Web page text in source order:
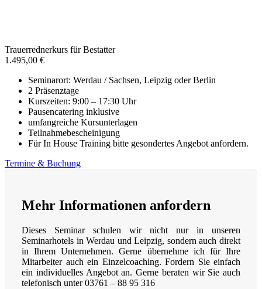
Trauerrednerkurs für Bestatter
1.495,00 €
Seminarort: Werdau / Sachsen, Leipzig oder Berlin
2 Präsenztage
Kurszeiten: 9:00 – 17:30 Uhr
Pausencatering inklusive
umfangreiche Kursunterlagen
Teilnahmebescheinigung
Für In House Training bitte gesondertes Angebot anfordern.
Termine & Buchung
Mehr Informationen anfordern
Dieses Seminar schulen wir nicht nur in unseren
Seminarhotels in Werdau und Leipzig, sondern auch direkt
in Ihrem Unternehmen. Gerne übernehme ich für Ihre
Mitarbeiter auch ein Einzelcoaching. Fordern Sie einfach
ein individuelles Angebot an. Gerne beraten wir Sie auch
telefonisch unter 03761 – 88 95 316